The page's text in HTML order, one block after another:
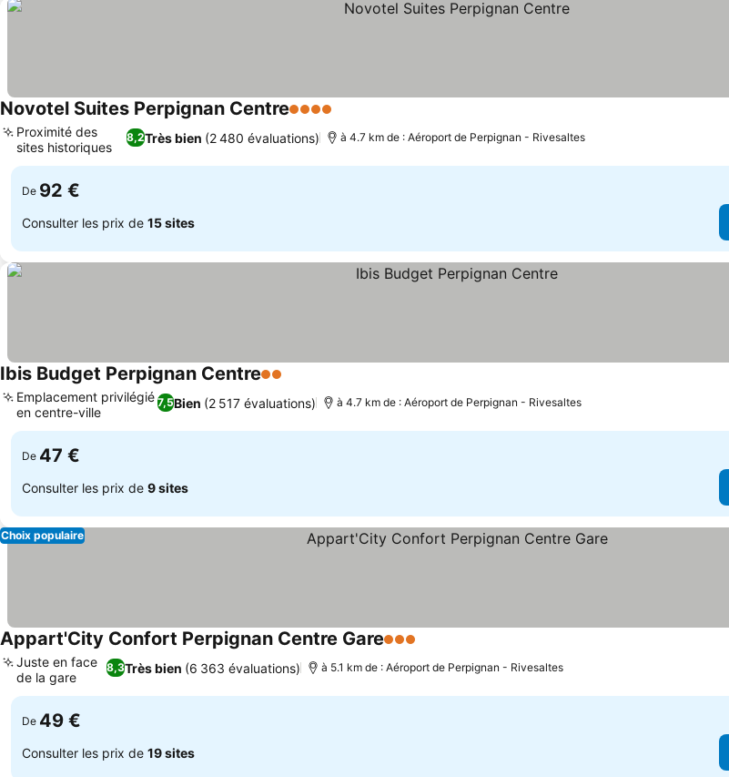
Novotel Suites Perpignan Centre4 Étoiles
8,2Très bien (2 480 évaluations)
Proximité des
sites historiques
à 4.7 km de : Aéroport de Perpignan - Rivesaltes
De 92 €
Consulter les prix de 15 sites
Ibis Budget Perpignan Centre2 Étoiles
7,5Bien (2 517 évaluations)
Emplacement privilégié
en centre-ville
à 4.7 km de : Aéroport de Perpignan - Rivesaltes
De 47 €
Consulter les prix de 9 sites
Choix populaire
Appart'City Confort Perpignan Centre Gare3 Étoiles
8,3Très bien (6 363 évaluations)
Juste en face
de la gare
à 5.1 km de : Aéroport de Perpignan - Rivesaltes
De 49 €
Consulter les prix de 19 sites